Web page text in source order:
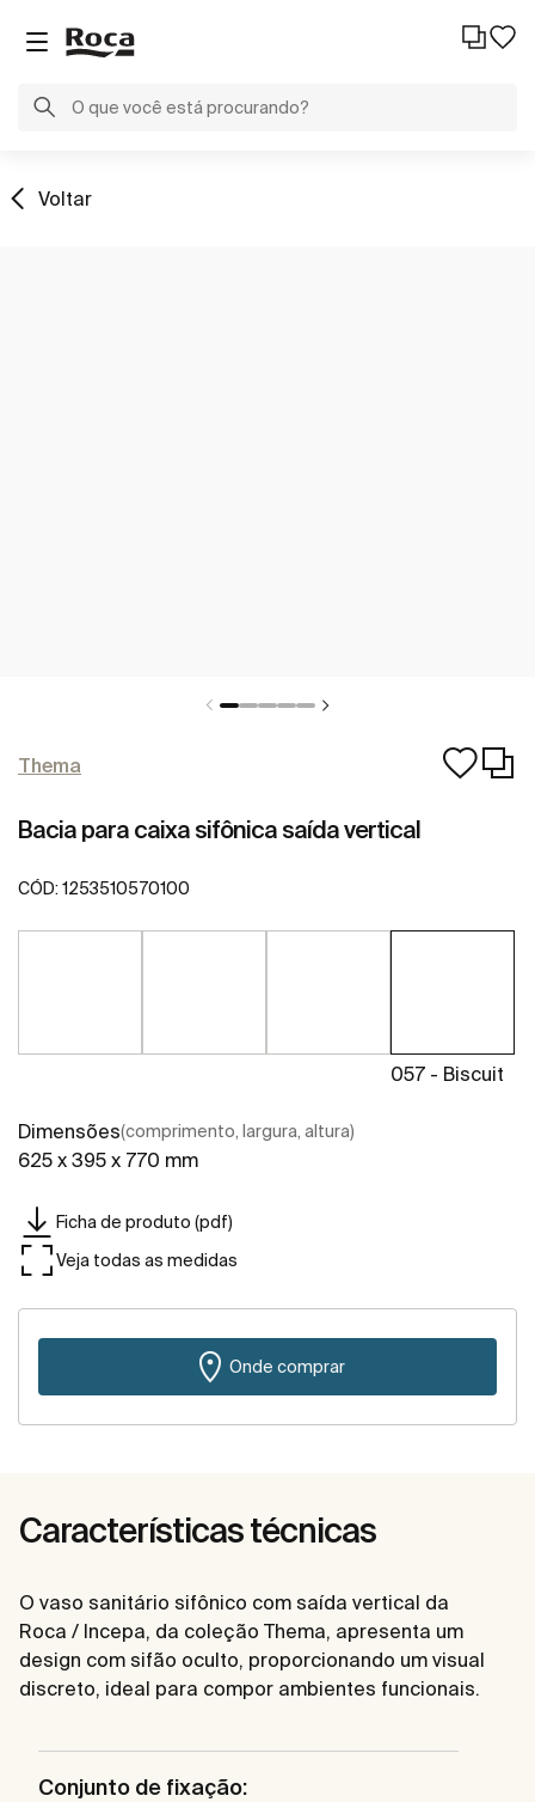
Voltar
Thema
Bacia para caixa sifônica saída vertical
CÓD: 1253510570100
057 - Biscuit
Dimensões(comprimento, largura, altura)
625 x 395 x 770 mm
Ficha de produto (pdf)
Veja todas as medidas
Onde comprar
Características técnicas
O vaso sanitário sifônico com saída vertical da
Roca / Incepa, da coleção Thema, apresenta um
design com sifão oculto, proporcionando um visual
discreto, ideal para compor ambientes funcionais.
Conjunto de fixação: